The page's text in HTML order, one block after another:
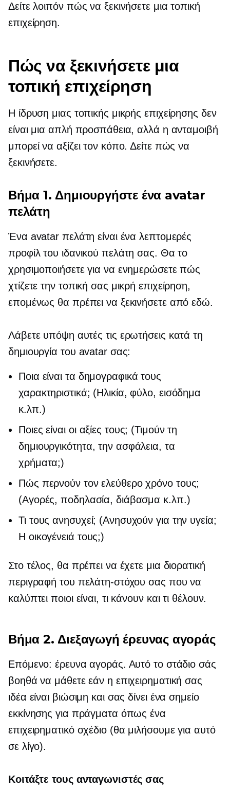
Δείτε λοιπόν πώς να ξεκινήσετε μια τοπική
επιχείρηση.
Πώς να ξεκινήσετε μια
τοπική επιχείρηση
Η ίδρυση μιας τοπικής μικρής επιχείρησης δεν
είναι μια απλή προσπάθεια, αλλά η ανταμοιβή
μπορεί να αξίζει τον κόπο. Δείτε πώς να
ξεκινήσετε.
Βήμα 1. Δημιουργήστε ένα avatar
πελάτη
Ένα avatar πελάτη είναι ένα λεπτομερές
προφίλ του ιδανικού πελάτη σας. Θα το
χρησιμοποιήσετε για να ενημερώσετε πώς
χτίζετε την τοπική σας μικρή επιχείρηση,
επομένως θα πρέπει να ξεκινήσετε από εδώ.
Λάβετε υπόψη αυτές τις ερωτήσεις κατά τη
δημιουργία του avatar σας:
Ποια είναι τα δημογραφικά τους
χαρακτηριστικά; (Ηλικία, φύλο, εισόδημα
κ.λπ.)
Ποιες είναι οι αξίες τους; (Τιμούν τη
δημιουργικότητα, την ασφάλεια, τα
χρήματα;)
Πώς περνούν τον ελεύθερο χρόνο τους;
(Αγορές, ποδηλασία, διάβασμα κ.λπ.)
Τι τους ανησυχεί; (Ανησυχούν για την υγεία;
Η οικογένειά τους;)
Στο τέλος, θα πρέπει να έχετε μια διορατική
περιγραφή του πελάτη-στόχου σας που να
καλύπτει ποιοι είναι, τι κάνουν και τι θέλουν.
Βήμα 2. Διεξαγωγή έρευνας αγοράς
Επόμενο: έρευνα αγοράς. Αυτό το στάδιο σάς
βοηθά να μάθετε εάν η επιχειρηματική σας
ιδέα είναι βιώσιμη και σας δίνει ένα σημείο
εκκίνησης για πράγματα όπως ένα
επιχειρηματικό σχέδιο (θα μιλήσουμε για αυτό
σε λίγο).
Κοιτάξτε τους ανταγωνιστές σας